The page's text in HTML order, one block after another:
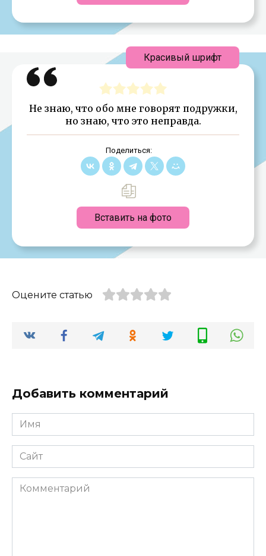
Не знаю, что обо мне говорят подружки,
но знаю, что это неправда.
Поделиться:
Вставить на фото
Красивый шрифт
Оцените статью
Добавить комментарий
Имя
*
Сайт
Комментарий